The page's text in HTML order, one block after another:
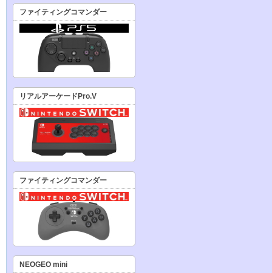
ファイティングコマンダー
リアルアーケードPro.V
ファイティングコマンダー
NEOGEO mini